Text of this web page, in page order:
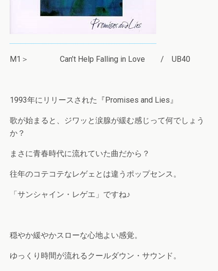
M1＞ Can’t Help Falling in Love / UB40
1993年にリリースされた『Promises and Lies』
歌が始まると、ジワッと涙腺が緩む感じって何でしょう
か？
まさに青春時代に流れていた曲だから？
往年のコテコテなレゲェとは違うポップセンス。
「サンシャイン・レゲエ」ですね♪
穏やか緩やかスローな心地よい感覚。
ゆっくり時間が流れるクールダウン・サウンド。